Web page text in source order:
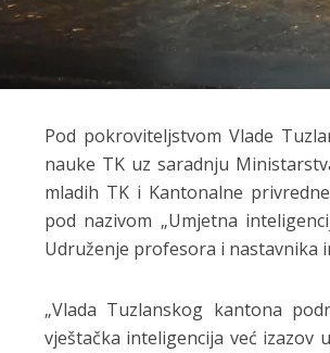
Pod pokroviteljstvom Vlade
nauke TK uz saradnju
mladih TK i Kantonalne
pod nazivom „Umjetna
Udruženje profesora i nastavnika
„Vlada Tuzlanskog kantona
vještačka inteligencija već izazov